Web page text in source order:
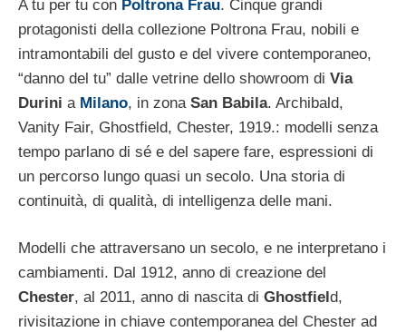
A tu per tu con Poltrona Frau. Cinque grandi
protagonisti della collezione Poltrona Frau, nobili e
intramontabili del gusto e del vivere contemporaneo,
“danno del tu” dalle vetrine dello showroom di Via
Durini a Milano, in zona San Babila. Archibald,
Vanity Fair, Ghostfield, Chester, 1919.: modelli senza
tempo parlano di sé e del sapere fare, espressioni di
un percorso lungo quasi un secolo. Una storia di
continuità, di qualità, di intelligenza delle mani.
Modelli che attraversano un secolo, e ne interpretano i
cambiamenti. Dal 1912, anno di creazione del
Chester, al 2011, anno di nascita di Ghostfiel d,
rivisitazione in chiave contemporanea del Chester ad